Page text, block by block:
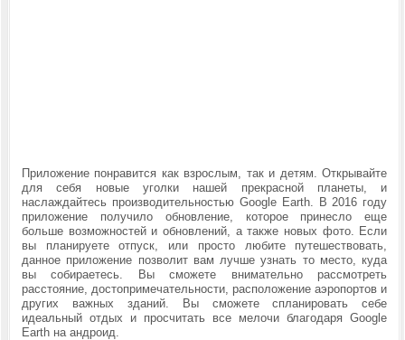
Приложение понравится как взрослым, так и детям. Открывайте
для себя новые уголки нашей прекрасной планеты, и
наслаждайтесь производительностью Google Earth. В 2016 году
приложение получило обновление, которое принесло еще
больше возможностей и обновлений, а также новых фото. Если
вы планируете отпуск, или просто любите путешествовать,
данное приложение позволит вам лучше узнать то место, куда
вы собираетесь. Вы сможете внимательно рассмотреть
расстояние, достопримечательности, расположение аэропортов и
других важных зданий. Вы сможете спланировать себе
идеальный отдых и просчитать все мелочи благодаряGoogle
Earth на андроид.